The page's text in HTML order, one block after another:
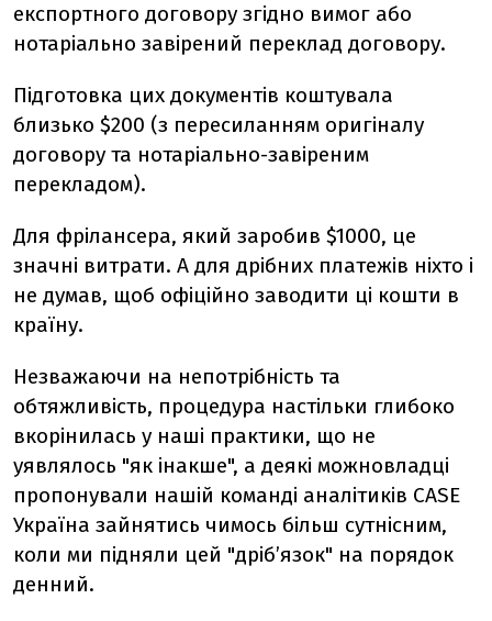
експортного договору згідно вимог або
нотаріально завірений переклад договору.
Підготовка цих документів коштувала
близько $200 (з пересиланням оригіналу
договору та нотаріально-завіреним
перекладом).
Для фрілансера, який заробив $1000, це
значні витрати. А для дрібних платежів ніхто і
не думав, щоб офіційно заводити ці кошти в
країну.
Незважаючи на непотрібність та
обтяжливість, процедура настільки глибоко
вкорінилась у наші практики, що не
уявлялось "як інакше", а деякі можновладці
пропонували нашій команді аналітиків CASE
Україна зайнятись чимось більш сутнісним,
коли ми підняли цей "дріб’язок" на порядок
денний.